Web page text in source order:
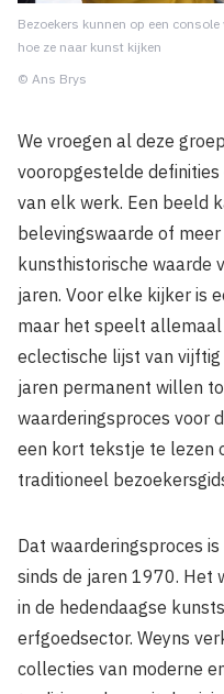
Bezoekers kunnen op een
hoe ze naar kunst kijken
© Ans Brys
We vroegen al deze
vooropgestelde definities
van elk werk. Een beeld
belevingswaarde of
kunsthistorische waarde
jaren. Voor elke kijker is
maar het speelt
eclectische lijst van
jaren permanent willen
waarderingsproces voor
een kort tekstje te lezen
traditioneel
Dat waarderingsproces
sinds de jaren 1970. Het
in de hedendaagse
erfgoedsector. Weyns
collecties van moderne